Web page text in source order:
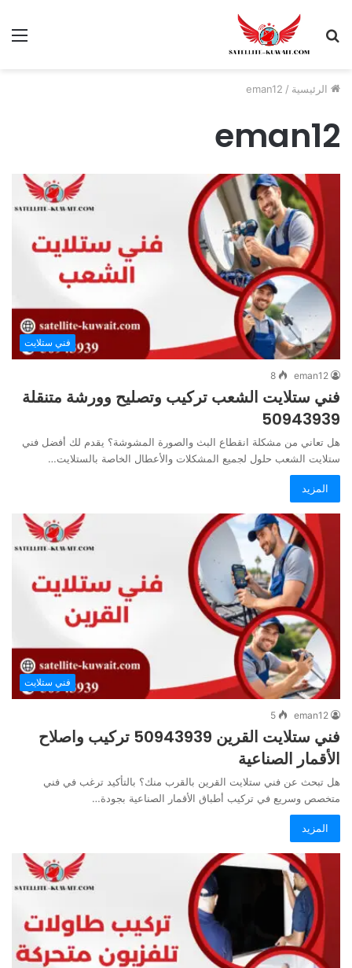
الرئيسية /
eman12
eman12
فني ستلايت
eman12
8
فني ستلايت الشعب تركيب وتصليح وورشة متنقلة
50943939
هل تعاني من مشكلة انقطاع البث والصورة المشوشة؟ يقدم لك أفضل فني
ستلايت الشعب حلول لجميع المشكلات والأعطال الخاصة بالستلايت…
المزيد
فني ستلايت
eman12
5
فني ستلايت القرين 50943939 تركيب واصلاح
الأقمار الصناعية
هل تبحث عن فني ستلايت القرين بالقرب منك؟ بالتأكيد ترغب في فني
متخصص وسريع في تركيب أطباق الأقمار الصناعية بجودة…
المزيد